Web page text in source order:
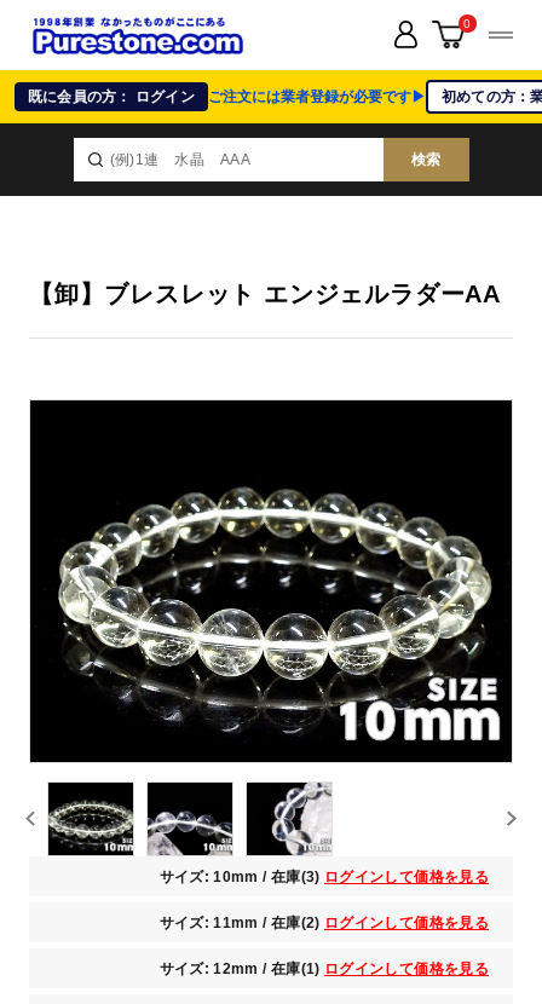
既に会員の方： ログイン ご注文には業者登録が必要です▶ 初めての方：
検索
0
【卸】ブレスレット エンジェルラダーAA
サイズ: 10mm / 在庫(3) ログインして価格を見る
サイズ: 11mm / 在庫(2) ログインして価格を見る
サイズ: 12mm / 在庫(1) ログインして価格を見る